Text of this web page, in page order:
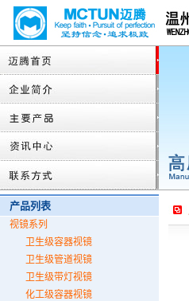
产品列表
视镜系列
卫生级容器视镜
卫生级管道视镜
卫生级带灯视镜
化工级容器视镜